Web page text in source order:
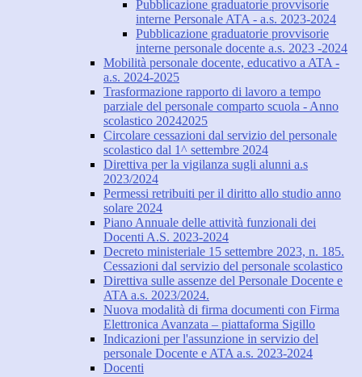
Pubblicazione graduatorie provvisorie
interne Personale ATA - a.s. 2023-2024
Pubblicazione graduatorie provvisorie
interne personale docente a.s. 2023 -2024
Mobilità personale docente, educativo a ATA -
a.s. 2024-2025
Trasformazione rapporto di lavoro a tempo
parziale del personale comparto scuola - Anno
scolastico 20242025
Circolare cessazioni dal servizio del personale
scolastico dal 1^ settembre 2024
Direttiva per la vigilanza sugli alunni a.s
2023/2024
Permessi retribuiti per il diritto allo studio anno
solare 2024
Piano Annuale delle attività funzionali dei
Docenti A.S. 2023-2024
Decreto ministeriale 15 settembre 2023, n. 185.
Cessazioni dal servizio del personale scolastico
Direttiva sulle assenze del Personale Docente e
ATA a.s. 2023/2024.
Nuova modalità di firma documenti con Firma
Elettronica Avanzata – piattaforma Sigillo
Indicazioni per l'assunzione in servizio del
personale Docente e ATA a.s. 2023-2024
Docenti